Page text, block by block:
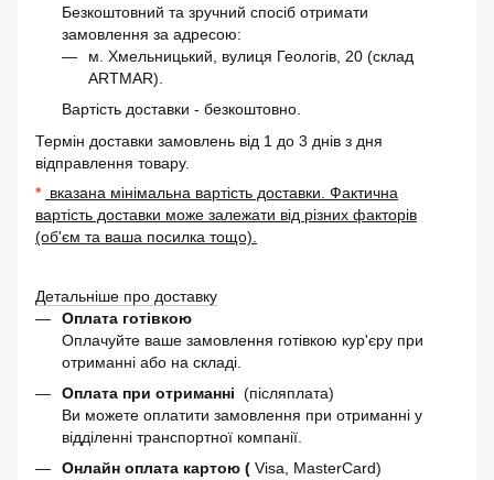
Безкоштовний та зручний спосіб отримати
замовлення за адресою:
м. Хмельницький, вулиця Геологів, 20 (склад
ARTMAR).
Вартість доставки - безкоштовно.
Термін доставки замовлень від 1 до 3 днів з дня
відправлення товару.
* вказана мінімальна вартість доставки. Фактична
вартість доставки може залежати від різних факторів
(об'єм та ваша посилка тощо).
Детальніше про доставку
Оплата готівкою
Оплачуйте ваше замовлення готівкою кур'єру при
отриманні або на складі.
Оплата при отриманні (післяплата)
Ви можете оплатити замовлення при отриманні у
відділенні транспортної компанії.
Онлайн оплата картою ( Visa, MasterCard)